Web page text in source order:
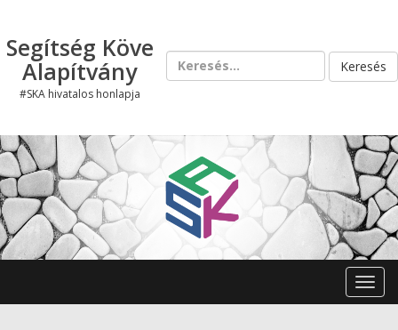
content
Segítség Köve
Alapítvány
#SKA hivatalos honlapja
Keresés: